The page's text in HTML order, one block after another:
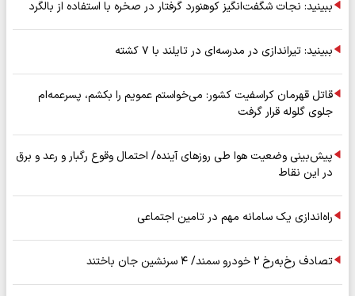
ببینید: نجات شگفت‌انگیز کوهنورد گرفتار در صخره با استفاده از بالگرد
ببینید: تیراندازی در مدرسه‌ای در تایلند با ۷ کشته
قاتل قهرمان کراسفیت کشور: می‌خواستم عمویم را بکشم، پسرعمه‌ام
جلوی گلوله قرار گرفت
پیش‌بینی وضعیت هوا طی روزهای آینده/ احتمال وقوع رگبار و رعد و برق
در این نقاط
راه‌اندازی یک سامانه مهم در تامین اجتماعی
تصادف رخ‌به‌رخ ۲ خودرو سمند/ ۴ سرنشین جان باختند